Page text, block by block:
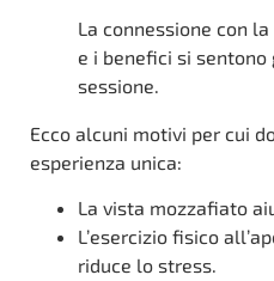
La connessione con
e i benefici si sentono
sessione.
Ecco alcuni motivi per cui
esperienza unica:
La vista mozzafiato
L’esercizio fisico
riduce lo stress.